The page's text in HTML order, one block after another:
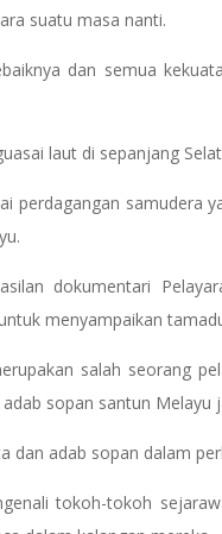
suatu masa nanti.
dan semua
laut di sepanjang
perdagangan samudera
dokumentari
menyampaikan
salah seorang
sopan santun Melayu
dan adab sopan dalam
tokoh-tokoh